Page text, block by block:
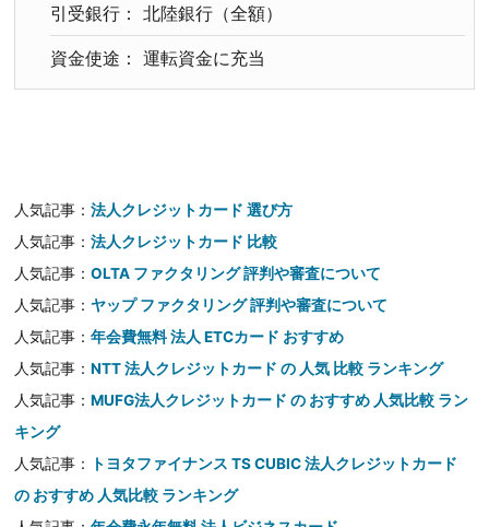
引受銀行： 北陸銀行（全額）
資金使途： 運転資金に充当
人気記事：法人クレジットカード 選び方
人気記事：法人クレジットカード 比較
人気記事：OLTA ファクタリング 評判や審査について
人気記事： ヤップ ファクタリング 評判や審査について
人気記事：年会費無料 法人 ETCカード おすすめ
人気記事：NTT 法人クレジットカード の 人気 比較 ランキング
人気記事：MUFG法人クレジットカード の おすすめ 人気比較 ラン
キング
人気記事：
トヨタファイナンス TS CUBIC 法人クレジットカード
の おすすめ 人気比較 ランキング